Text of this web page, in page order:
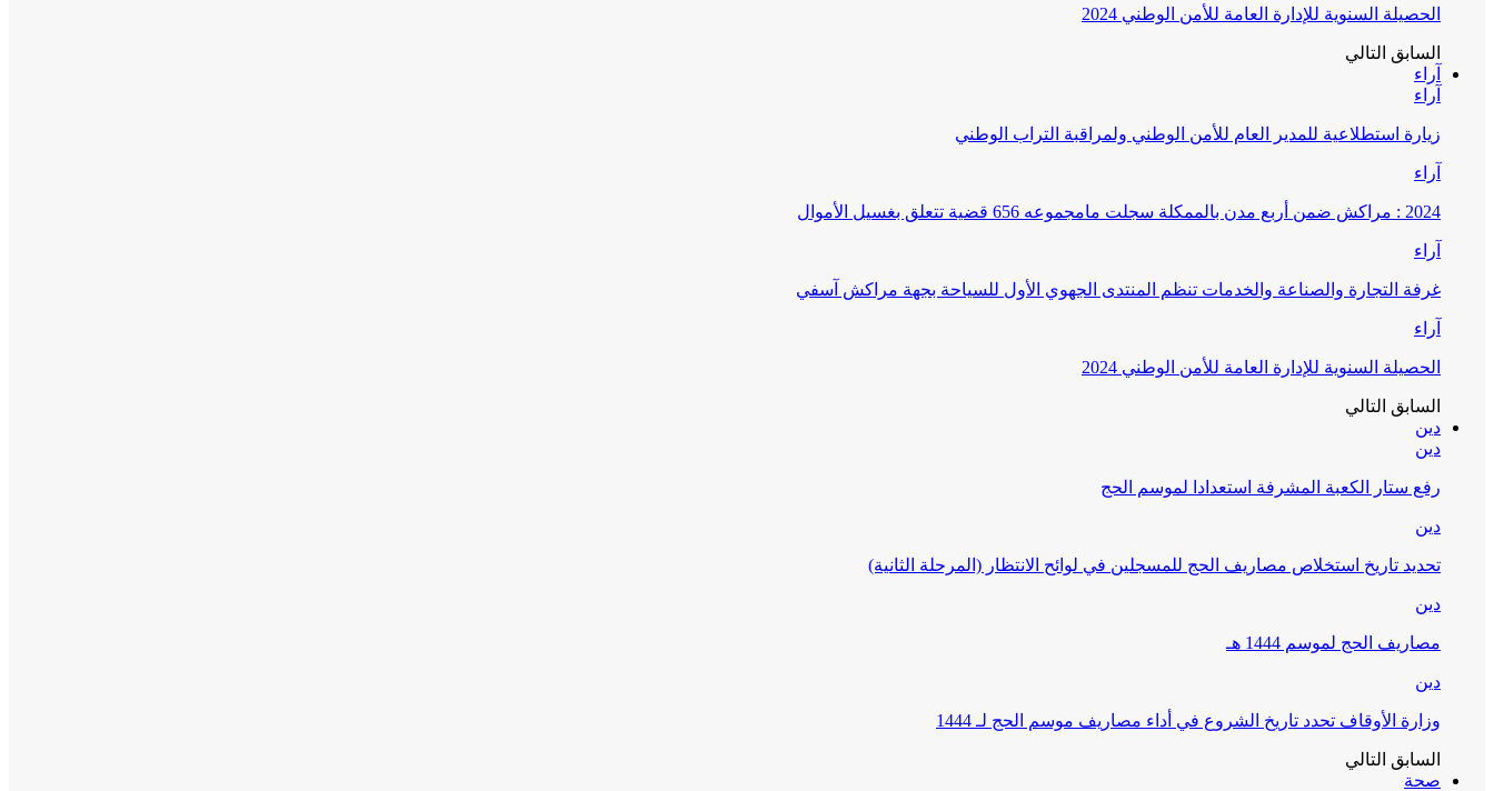
الحصيلة السنوية للإدارة العامة للأمن الوطني 2024
السابق التالي
آراء
آراء
زيارة استطلاعية للمدير العام للأمن الوطني ولمراقبة التراب الوطني
آراء
2024 : مراكش ضمن أربع مدن بالممكلة سجلت مامجموعه 656 قضية تتعلق بغسيل الأموال
آراء
غرفة التجارة والصناعة والخدمات تنظم المنتدى الجهوي الأول للسياحة بجهة مراكش آسفي
آراء
الحصيلة السنوية للإدارة العامة للأمن الوطني 2024
السابق التالي
دين
دين
رفع ستار الكعبة المشرفة استعدادا لموسم الحج
دين
تحديد تاريخ استخلاص مصاريف الحج للمسجلين في لوائح الانتظار (المرحلة الثانية)
دين
مصاريف الحج لموسم 1444 هـ
دين
وزارة الأوقاف تحدد تاريخ الشروع في أداء مصاريف موسم الحج لـ 1444
السابق التالي
صحة